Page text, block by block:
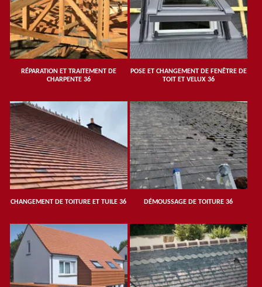
RÉPARATION ET TRAITEMENT DE
CHARPENTE 36
POSE ET CHANGEMENT DE FENÊTRE DE
TOIT ET VELUX 36
CHANGEMENT DE TOITURE ET TUILE 36 DÉMOUSSAGE DE TOITURE 36